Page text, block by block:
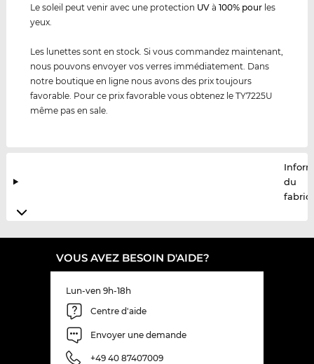
Le soleil peut venir avec une protection UV à100% pour les
yeux.
Les lunettes sont en stock. Si vous commandez maintenant,
nous pouvons envoyer vos verres immédiatement. Dans
notre boutique en ligne nous avons des prix toujours
favorable. Pour ce prix favorable vous obtenez le TY7225U
même pas en sale.
du
VOUS AVEZ BESOIN D'AIDE?
Lun-ven 9h-18h
Centre d'aide
Envoyer une demande
+49 40 87407009